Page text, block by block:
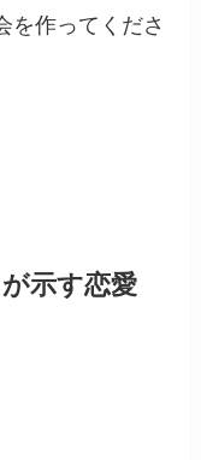
を作ってくださ
示す恋愛